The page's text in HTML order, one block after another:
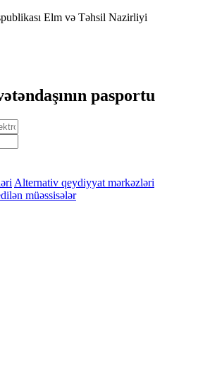
pasportu
Alternativ qeydiyyat mərkəzləri
müəssisələr